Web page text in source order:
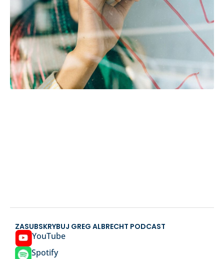
ZASUBSKRYBUJ GREG ALBRECHT PODCAST
YouTube
Spotify